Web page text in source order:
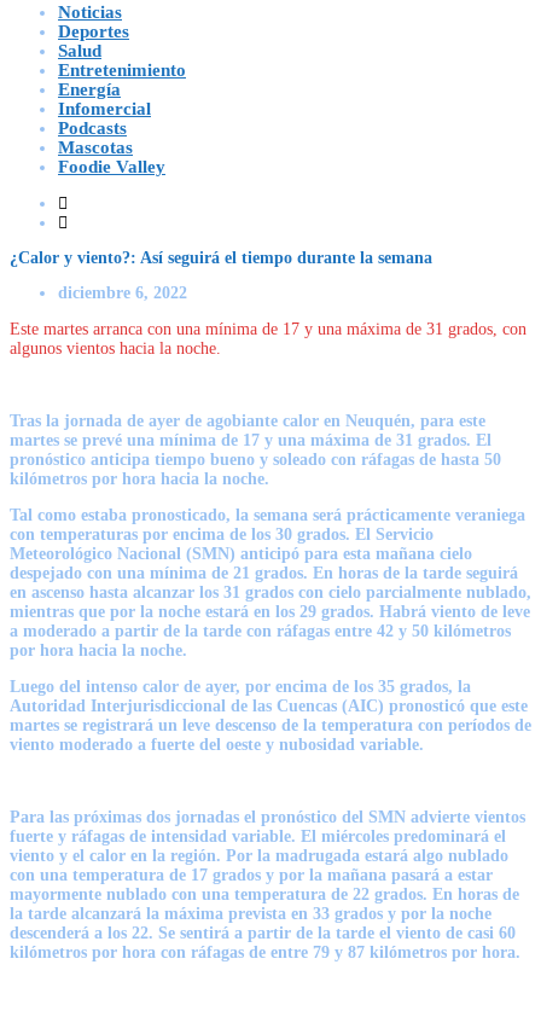
Noticias
Deportes
Salud
Entretenimiento
Energía
Infomercial
Podcasts
Mascotas
Foodie Valley
¿Calor y viento?: Así seguirá el tiempo durante la semana
diciembre 6, 2022
Este martes arranca con una mínima de 17 y una máxima de 31 grados, con
algunos vientos hacia la noche.
Tras la jornada de ayer de agobiante calor en Neuquén, para este
martes se prevé una mínima de 17 y una máxima de 31 grados. El
pronóstico anticipa tiempo bueno y soleado con ráfagas de hasta 50
kilómetros por hora hacia la noche.
Tal como estaba pronosticado, la semana será prácticamente veraniega
con temperaturas por encima de los 30 grados. El Servicio
Meteorológico Nacional (SMN) anticipó para esta mañana cielo
despejado con una mínima de 21 grados. En horas de la tarde seguirá
en ascenso hasta alcanzar los 31 grados con cielo parcialmente nublado,
mientras que por la noche estará en los 29 grados. Habrá viento de leve
a moderado a partir de la tarde con ráfagas entre 42 y 50 kilómetros
por hora hacia la noche.
Luego del intenso calor de ayer, por encima de los 35 grados, la
Autoridad Interjurisdiccional de las Cuencas (AIC) pronosticó que este
martes se registrará un leve descenso de la temperatura con períodos de
viento moderado a fuerte del oeste y nubosidad variable.
Para las próximas dos jornadas el pronóstico del SMN advierte vientos
fuerte y ráfagas de intensidad variable. El miércoles predominará el
viento y el calor en la región. Por la madrugada estará algo nublado
con una temperatura de 17 grados y por la mañana pasará a estar
mayormente nublado con una temperatura de 22 grados. En horas de
la tarde alcanzará la máxima prevista en 33 grados y por la noche
descenderá a los 22. Se sentirá a partir de la tarde el viento de casi 60
kilómetros por hora con ráfagas de entre 79 y 87 kilómetros por hora.